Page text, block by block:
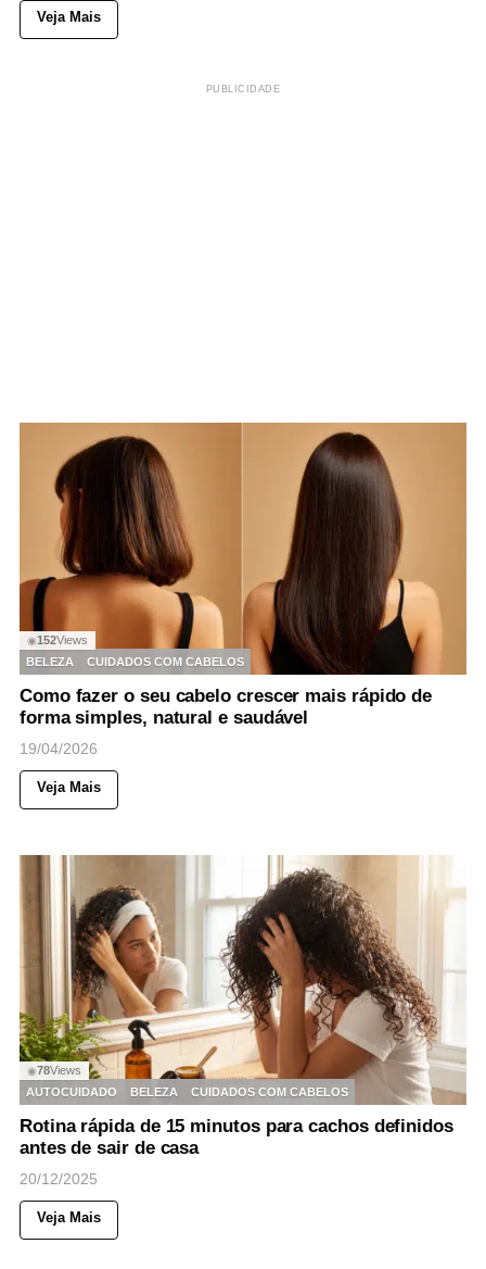
Veja Mais
PUBLICIDADE
◉152Views
BELEZA
CUIDADOS COM CABELOS
Como fazer o seu cabelo crescer mais rápido de
forma simples, natural e saudável
19/04/2026
Veja Mais
◉78Views
AUTOCUIDADO
BELEZA CUIDADOS COM CABELOS
Rotina rápida de 15 minutos para cachos definidos
antes de sair de casa
20/12/2025
Veja Mais